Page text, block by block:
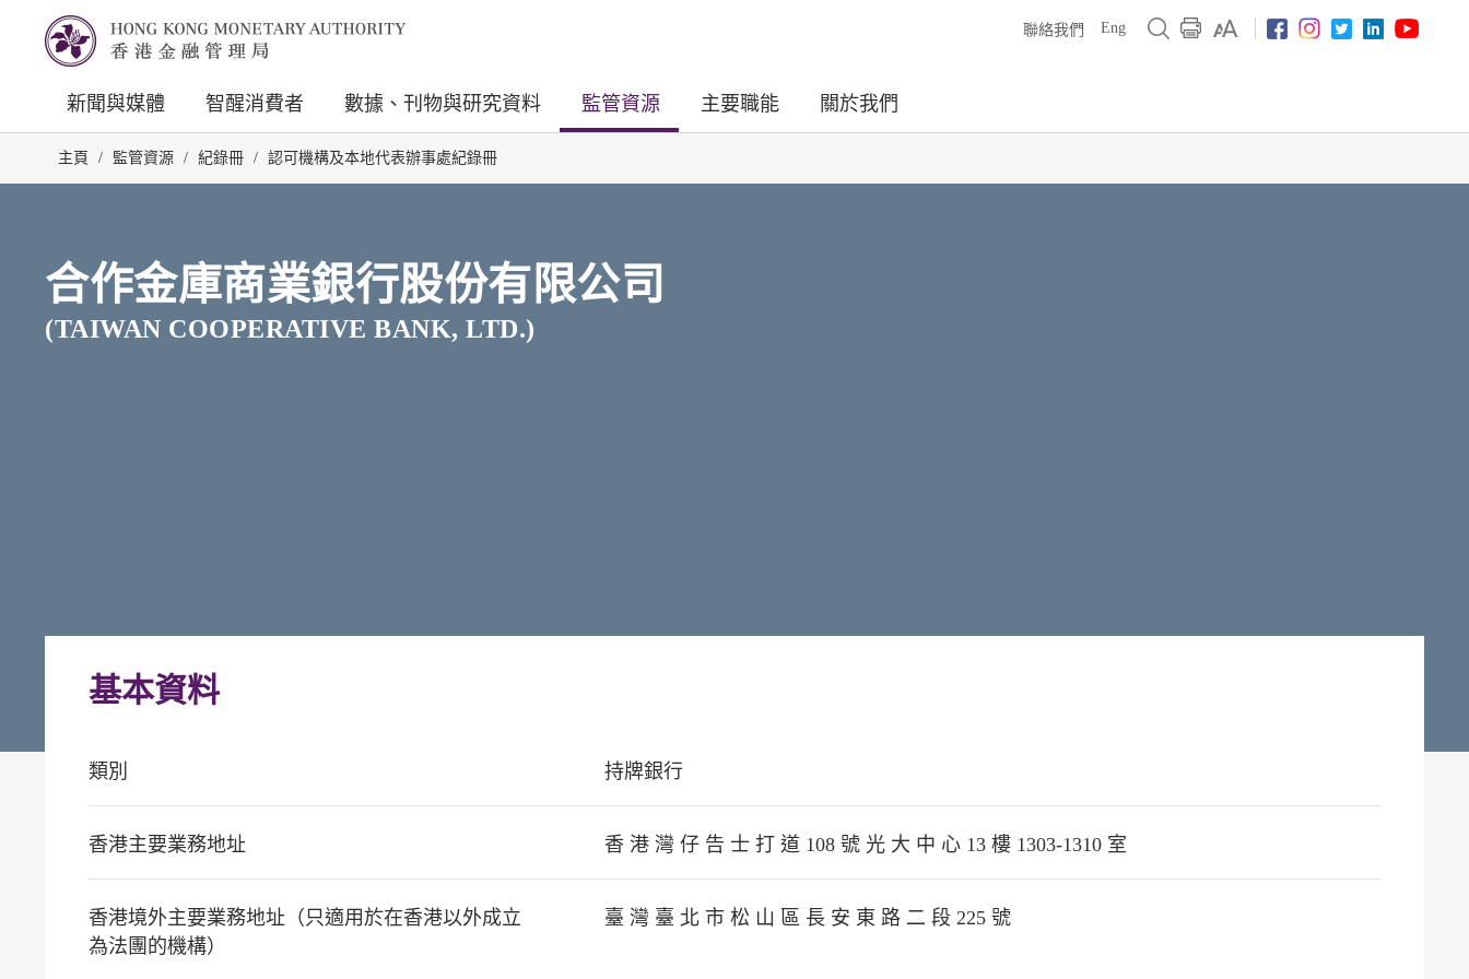
聯絡我們 Eng
新聞與媒體 智醒消費者 數據、刊物與研究資料 監管資源 主要職能 關於我們
主頁 / 監管資源 / 紀錄冊 / 認可機構及本地代表辦事處紀錄冊
合作金庫商業銀行股份有限公司
(TAIWAN COOPERATIVE BANK, LTD.)
基本資料
類別 持牌銀行
香港主要業務地址 香 港 灣 仔 告 士 打 道 108 號 光 大 中 心 13 樓 1303-1310 室
香港境外主要業務地址（只適用於在香港以外成立
為法團的機構）
臺 灣 臺 北 市 松 山 區 長 安 東 路 二 段 225 號